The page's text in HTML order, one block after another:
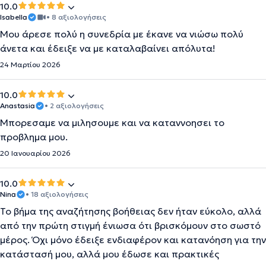
10.0
Isabella • 8 αξιολογήσεις
Μου άρεσε πολύ η συνεδρία με έκανε να νιώσω πολύ
άνετα και έδειξε να με καταλαβαίνει απόλυτα!
24 Μαρτίου 2026
10.0
Anastasia • 2 αξιολογήσεις
Μπορεσαμε να μιλησουμε και να καταννοησει το
προβλημα μου.
20 Ιανουαρίου 2026
10.0
Nina • 18 αξιολογήσεις
Το βήμα της αναζήτησης βοήθειας δεν ήταν εύκολο, αλλά
από την πρώτη στιγμή ένιωσα ότι βρισκόμουν στο σωστό
μέρος. Όχι μόνο έδειξε ενδιαφέρον και κατανόηση για την
κατάστασή μου, αλλά μου έδωσε και πρακτικές